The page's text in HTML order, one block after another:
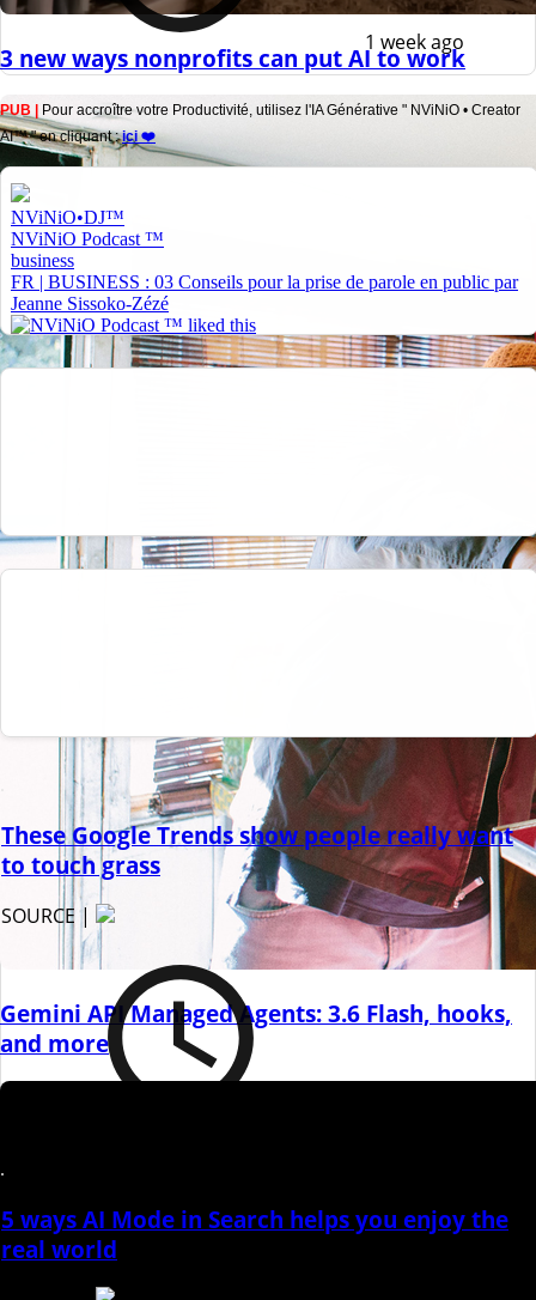
3 new ways nonprofits can put AI to work
Gemini API Managed Agents: 3.6 Flash, hooks,
and more
1 week ago
PUB |
Pour accroître votre Productivité, utilisez l'IA Générative " NViNiO • Creator
AI™ " en cliquant :ici ❤️
These Google Trends show people really want
to touch grass
SOURCE |
5 ways AI Mode in Search helps you enjoy the
real world